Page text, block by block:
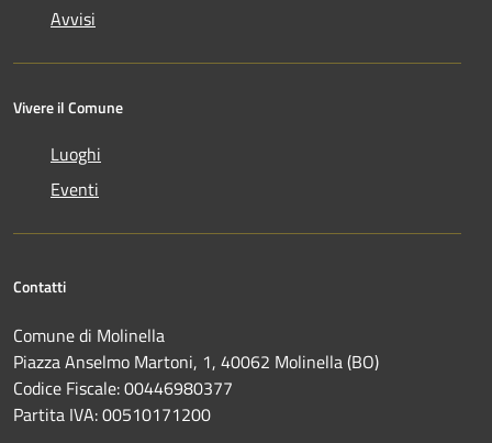
Avvisi
Vivere il Comune
Luoghi
Eventi
Contatti
Comune di Molinella
Piazza Anselmo Martoni, 1, 40062 Molinella (BO)
Codice Fiscale: 00446980377
Partita IVA: 00510171200